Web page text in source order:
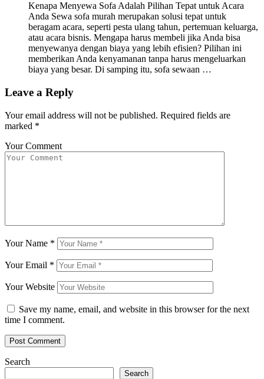
Kenapa Menyewa Sofa Adalah Pilihan Tepat untuk Acara
Anda Sewa sofa murah merupakan solusi tepat untuk
beragam acara, seperti pesta ulang tahun, pertemuan keluarga,
atau acara bisnis. Mengapa harus membeli jika Anda bisa
menyewanya dengan biaya yang lebih efisien? Pilihan ini
memberikan Anda kenyamanan tanpa harus mengeluarkan
biaya yang besar. Di samping itu, sofa sewaan …
Leave a Reply
Your email address will not be published. Required fields are
marked *
Your Comment
Your Name *
Your Email *
Your Website
Save my name, email, and website in this browser for the next
time I comment.
Search
Search